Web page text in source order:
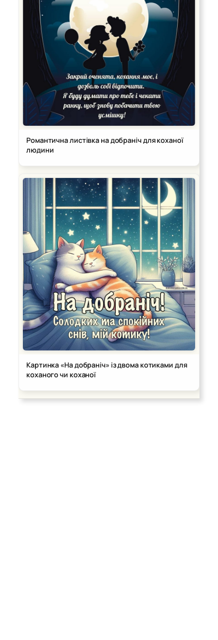
Романтична листівка на добраніч для коханої
людини
Картинка «На добраніч» із двома котиками для
коханого чи коханої